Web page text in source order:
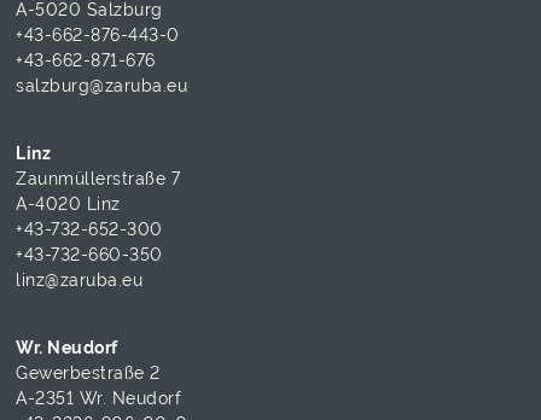
A-5020 Salzburg
+43-662-876-443-0
+43-662-871-676
salzburg@zaruba.eu
Linz
Zaunmüllerstraße 7
A-4020 Linz
+43-732-652-300
+43-732-660-350
linz@zaruba.eu
Wr. Neudorf
Gewerbestraße 2
A-2351 Wr. Neudorf